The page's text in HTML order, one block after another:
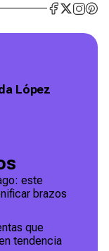
López
este
brazos
que
tendencia